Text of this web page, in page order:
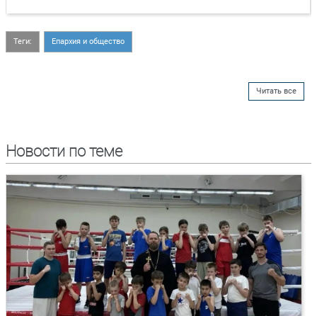
Теги: Епархия и общество
Читать все
Новости по теме